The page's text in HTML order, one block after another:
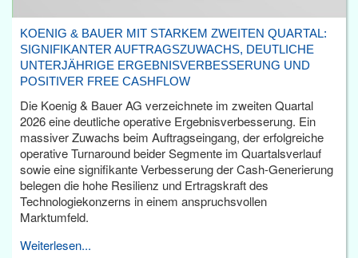
KOENIG & BAUER MIT STARKEM ZWEITEN QUARTAL:
SIGNIFIKANTER AUFTRAGSZUWACHS, DEUTLICHE
UNTERJÄHRIGE ERGEBNISVERBESSERUNG UND
POSITIVER FREE CASHFLOW
Die Koenig & Bauer AG verzeichnete im zweiten Quartal
2026 eine deutliche operative Ergebnisverbesserung. Ein
massiver Zuwachs beim Auftragseingang, der erfolgreiche
operative Turnaround beider Segmente im Quartalsverlauf
sowie eine signifikante Verbesserung der Cash-Generierung
belegen die hohe Resilienz und Ertragskraft des
Technologiekonzerns in einem anspruchsvollen
Marktumfeld.
Weiterlesen...